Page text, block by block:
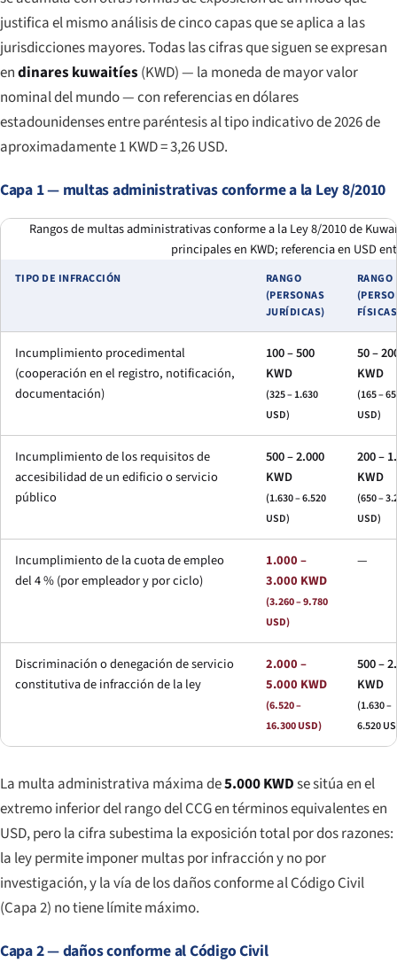
justifica el mismo análisis de cinco capas que se aplica a las
jurisdicciones mayores. Todas las cifras que siguen se expresan
endinares kuwaitíes (KWD) — la moneda de mayor valor
nominal del mundo — con referencias en dólares
estadounidenses entre paréntesis al tipo indicativo de 2026 de
aproximadamente 1 KWD = 3,26 USD.
Capa 1 — multas administrativas conforme a la Ley 8/2010
Rangos de multas administrativas conforme a la Ley 8/2010 de
principales en KWD; referencia en USD
TIPO DE INFRACCIÓN
RANGO
(PERSONAS
JURÍDICAS)
RANGO
Incumplimiento procedimental
(cooperación en el registro, notificación,
documentación)
100 – 500
KWD
(325 – 1.630
USD)
50 –
KWD
(165 –
USD)
Incumplimiento de los requisitos de
accesibilidad de un edificio o servicio
público
500 – 2.000
KWD
(1.630 – 6.520
USD)
200 –
KWD
(650 –
USD)
Incumplimiento de la cuota de empleo
del 4 % (por empleador y por ciclo)
1.000 –
3.000 KWD
(3.260 – 9.780
USD)
—
Discriminación o denegación de servicio
constitutiva de infracción de la ley
2.000 –
5.000 KWD
(6.520 –
16.300 USD)
500 –
KWD
(1.630 –
6.520
La multa administrativa máxima de5.000 KWDse sitúa en el
extremo inferior del rango del CCG en términos equivalentes en
USD, pero la cifra subestima la exposición total por dos razones:
la ley permite imponer multas por infracción y no por
investigación, y la vía de los daños conforme al Código Civil
(Capa 2) no tiene límite máximo.
Capa 2 — daños conforme al Código Civil